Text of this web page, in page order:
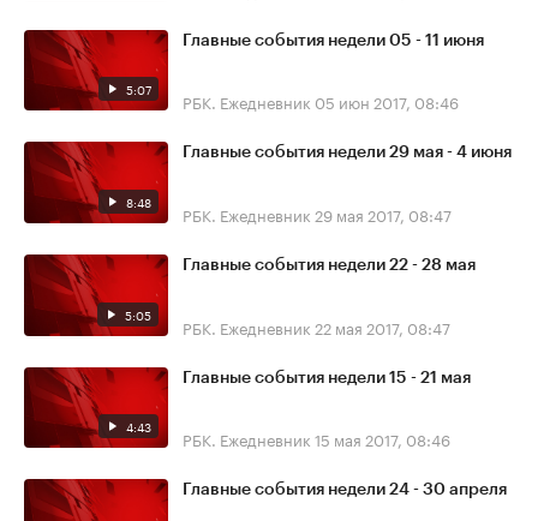
5:07
Главные события недели 05 - 11 июня
РБК. Ежедневник 05 июн 2017, 08:46
8:48
Главные события недели 29 мая - 4 июня
РБК. Ежедневник 29 мая 2017, 08:47
5:05
Главные события недели 22 - 28 мая
РБК. Ежедневник 22 мая 2017, 08:47
4:43
Главные события недели 15 - 21 мая
РБК. Ежедневник 15 мая 2017, 08:46
Главные события недели 24 - 30 апреля